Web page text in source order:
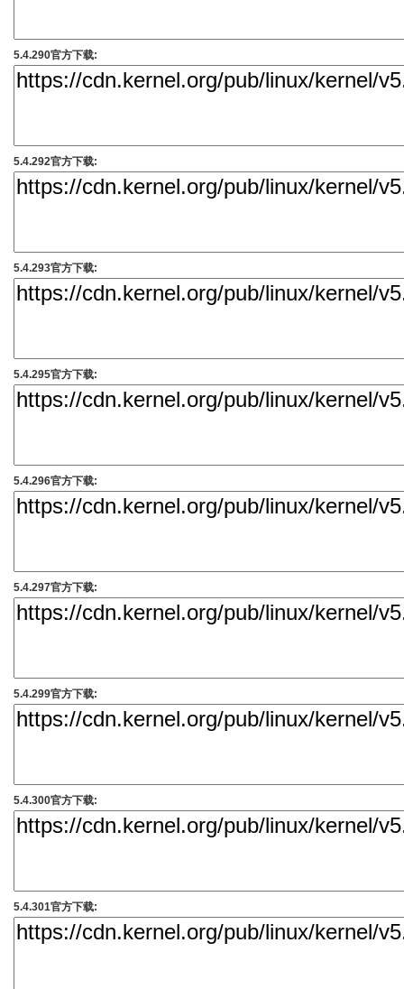
5.4.290官方下载:
5.4.292官方下载:
5.4.293官方下载:
5.4.295官方下载:
5.4.296官方下载:
5.4.297官方下载:
5.4.299官方下载:
5.4.300官方下载:
5.4.301官方下载: